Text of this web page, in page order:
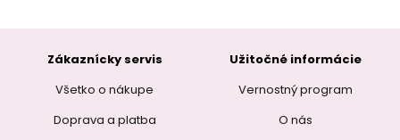
Zákaznícky servis
Všetko o nákupe
Doprava a platba
Užitočné informácie
Vernostný program
O nás